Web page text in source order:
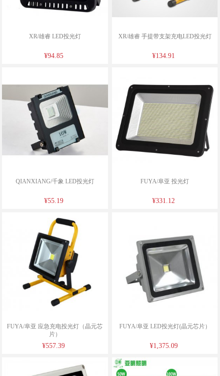
XR/雄睿 LED投光灯
¥94.85
XR/雄睿 手提带支架充电LED投光灯
¥134.91
QIANXIANG/千象 LED投光灯
¥55.19
FUYA/阜亚 投光灯
¥331.12
FUYA/阜亚 应急充电投光灯（晶元芯
片）
¥557.39
FUYA/阜亚 LED投光灯(晶元芯片）
¥1,375.09